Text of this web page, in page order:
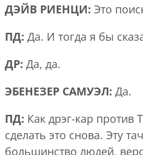
ДЭЙВ РИЕНЦИ: Это
ПД: Да. И тогда я бы
ДР: Да, да.
ЭБЕНЕЗЕР САМУЭЛ: Да.
ПД: Как дрэг-кар против
сделать это снова. Эту
большинство людей,